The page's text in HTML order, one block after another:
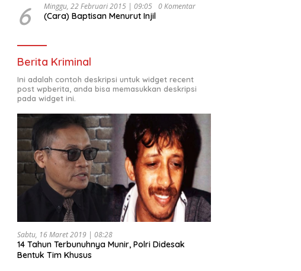
6 Minggu, 22 Februari 2015 | 09:05 0 Komentar
(Cara) Baptisan Menurut Injil
Berita Kriminal
Ini adalah contoh deskripsi untuk widget recent
post wpberita, anda bisa memasukkan deskripsi
pada widget ini.
Sabtu, 16 Maret 2019 | 08:28
14 Tahun Terbunuhnya Munir, Polri Didesak
Bentuk Tim Khusus